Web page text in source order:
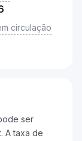
circulação
ser
A taxa de